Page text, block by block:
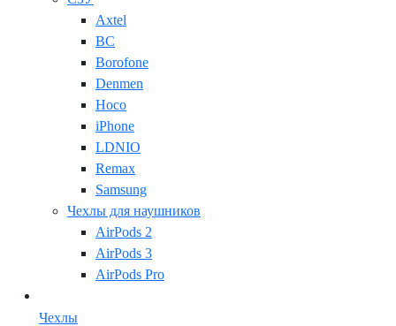
Axtel
BC
Borofone
Denmen
Hoco
iPhone
LDNIO
Remax
Samsung
Чехлы для наушников
AirPods 2
AirPods 3
AirPods Pro
Чехлы